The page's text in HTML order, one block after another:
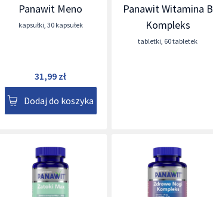
Panawit Meno
kapsułki, 30 kapsułek
31,99 zł
Dodaj do koszyka
Panawit Witamina B
Kompleks
tabletki, 60 tabletek